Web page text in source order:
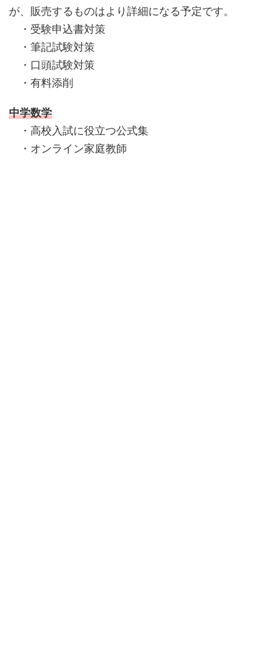
が、販売するものはより詳細になる予定です。
・受験申込書対策
・筆記試験対策
・口頭試験対策
・有料添削
中学数学
・高校入試に役立つ公式集
・オンライン家庭教師